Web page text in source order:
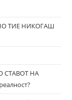
ТИЕ НИКОГАШ
СТАВОТ НА